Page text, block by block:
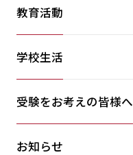
教育活動
学校生活
受験をお考えの皆様へ
お知らせ